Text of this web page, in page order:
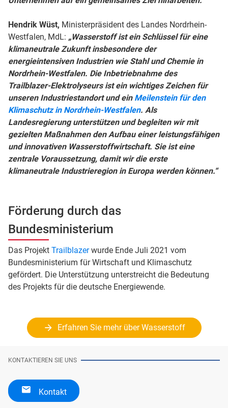
Hendrik Wüst, Ministerpräsident des Landes Nordrhein-
Westfalen, MdL: „Wasserstoff ist ein Schlüssel für eine
klimaneutrale Zukunft insbesondere der
energieintensiven Industrien wie Stahl und Chemie in
Nordrhein-Westfalen. Die Inbetriebnahme des
Trailblazer-Elektrolyseurs ist ein wichtiges Zeichen für
unseren Industriestandort und ein Meilenstein für den
Klimaschutz in Nordrhein-Westfalen. Als
Landesregierung unterstützen und begleiten wir mit
gezielten Maßnahmen den Aufbau einer leistungsfähigen
und innovativen Wasserstoffwirtschaft. Sie ist eine
zentrale Voraussetzung, damit wir die erste
klimaneutrale Industrieregion in Europa werden können.“
Förderung durch das
Bundesministerium
Das Projekt Trailblazerwurde Ende Juli 2021 vom
Bundesministerium für Wirtschaft und Klimaschutz
gefördert. Die Unterstützung unterstreicht die Bedeutung
des Projekts für die deutsche Energiewende.
Erfahren Sie mehr über Wasserstoff
KONTAKTIEREN SIE UNS
Kontakt